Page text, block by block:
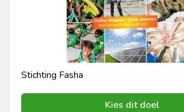
Stichting Fasha
Kies dit doel